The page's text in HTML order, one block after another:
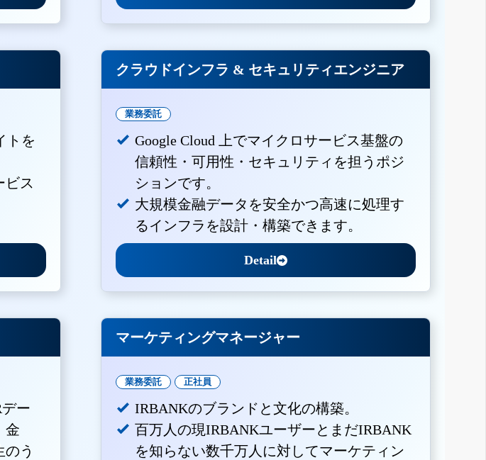
トを
ビス
クラウドインフラ & セキュリティエンジニア
業務委託
Google Cloud 上でマイクロサービス基盤の
信頼性・可用性・セキュリティを担うポジ
ションです。
大規模金融データを安全かつ高速に処理す
るインフラを設計・構築できます。
Detail
ー
金
う
マーケティングマネージャー
業務委託 正社員
IRBANKのブランドと文化の構築。
百万人の現IRBANKユーザーとまだIRBANK
を知らない数千万人に対してマーケティン